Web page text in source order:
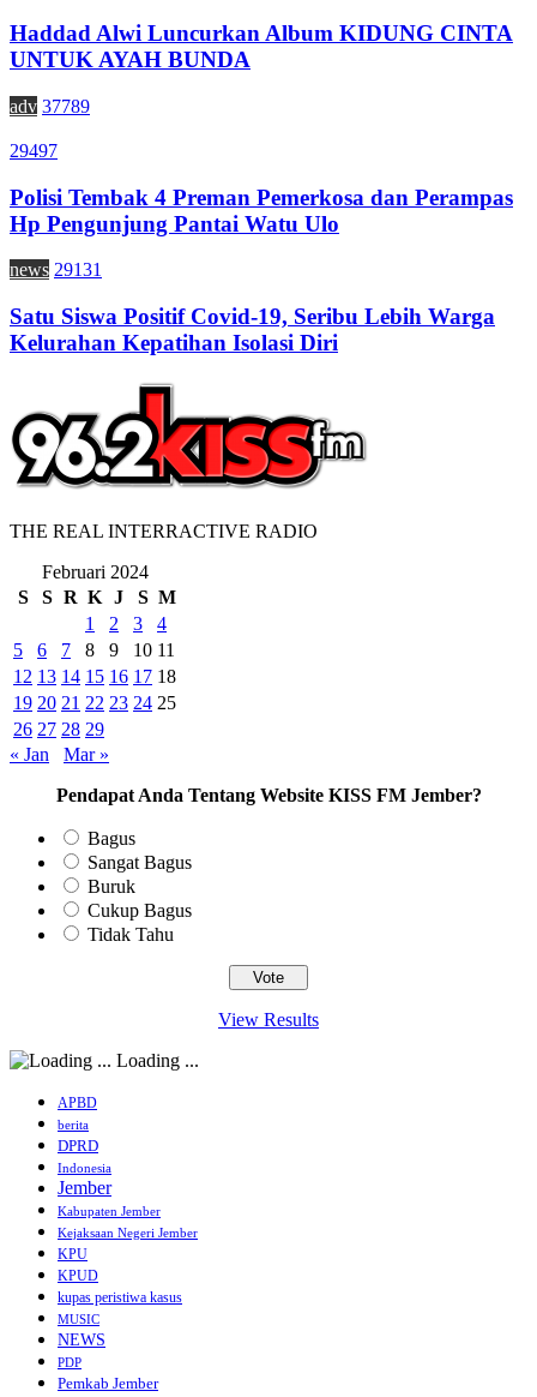
Haddad Alwi Luncurkan Album KIDUNG CINTA
UNTUK AYAH BUNDA
adv 37789
29497
Polisi Tembak 4 Preman Pemerkosa dan Perampas
Hp Pengunjung Pantai Watu Ulo
news 29131
Satu Siswa Positif Covid-19, Seribu Lebih Warga
Kelurahan Kepatihan Isolasi Diri
THE REAL INTERRACTIVE RADIO
Februari 2024
S
S R K J S M
1
2 3
4
5
6 7 8 9 10 11
12 13 14 15 16 17 18
19 20 21 22 23 24 25
26 27 28 29
« Jan
Mar »
Pendapat Anda Tentang Website KISS FM Jember?
Bagus
Sangat Bagus
Buruk
Cukup Bagus
Tidak Tahu
View Results
Loading ...
APBD
berita
DPRD
Indonesia
Jember
Kabupaten Jember
Kejaksaan Negeri Jember
KPU
KPUD
kupas peristiwa kasus
MUSIC
NEWS
PDP
Pemkab Jember